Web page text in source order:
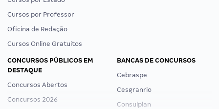
Cursos por Professor
Oficina de Redação
Cursos Online Gratuitos
CONCURSOS PÚBLICOS EM
DESTAQUE
Concursos Abertos
Concursos 2026
BANCAS DE CONCURSOS
Cebraspe
Cesgranrio
Consulplan